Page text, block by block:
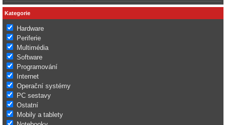
Kategorie
Hardware
Periferie
Multimédia
Software
Programování
Internet
Operační systémy
PC sestavy
Ostatní
Mobily a tablety